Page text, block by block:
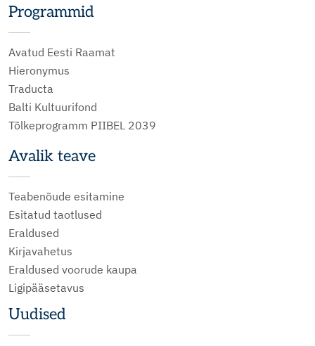
Programmid
Avatud Eesti Raamat
Hieronymus
Traducta
Balti Kultuurifond
Tõlkeprogramm PIIBEL 2039
Avalik teave
Teabenõude esitamine
Esitatud taotlused
Eraldused
Kirjavahetus
Eraldused voorude kaupa
Ligipääsetavus
Uudised